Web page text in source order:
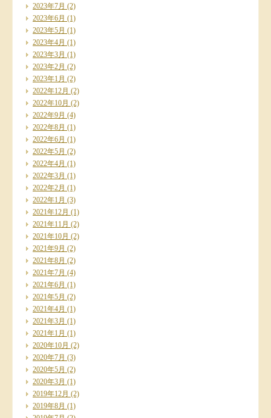
2023年7月 (2)
2023年6月 (1)
2023年5月 (1)
2023年4月 (1)
2023年3月 (1)
2023年2月 (2)
2023年1月 (2)
2022年12月 (2)
2022年10月 (2)
2022年9月 (4)
2022年8月 (1)
2022年6月 (1)
2022年5月 (2)
2022年4月 (1)
2022年3月 (1)
2022年2月 (1)
2022年1月 (3)
2021年12月 (1)
2021年11月 (2)
2021年10月 (2)
2021年9月 (2)
2021年8月 (2)
2021年7月 (4)
2021年6月 (1)
2021年5月 (2)
2021年4月 (1)
2021年3月 (1)
2021年1月 (1)
2020年10月 (2)
2020年7月 (3)
2020年5月 (2)
2020年3月 (1)
2019年12月 (2)
2019年8月 (1)